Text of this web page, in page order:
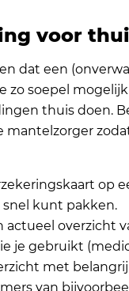
voor
dat een
zo soepel
thuis doen.
op
snel kunt pakken.
actueel overzicht
je gebruikt
met
van